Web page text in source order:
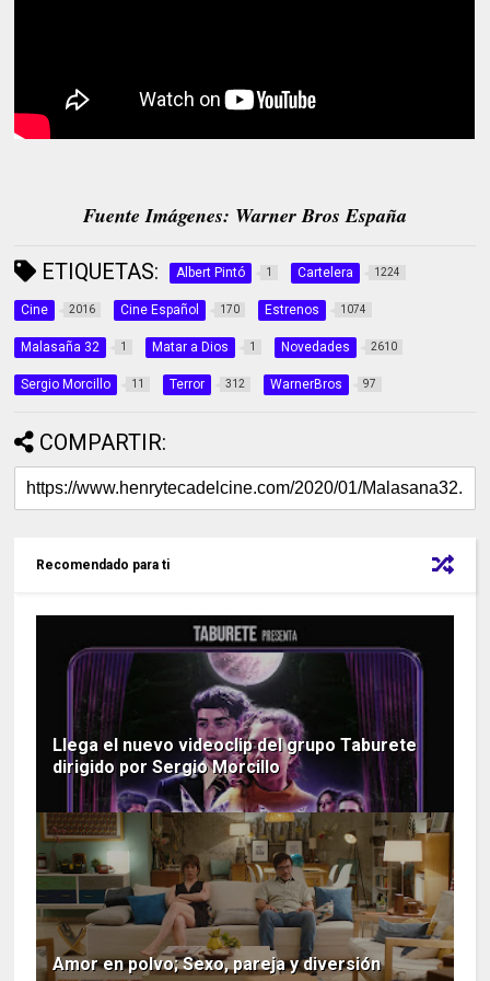
Fuente Imágenes: Warner Bros España
ETIQUETAS: Albert Pintó 1 Cartelera 1224
Cine 2016 Cine Español 170 Estrenos 1074
Malasaña 32 1 Matar a Dios 1 Novedades 2610
Sergio Morcillo 11 Terror 312 WarnerBros 97
COMPARTIR:
Recomendado para ti
Llega el nuevo videoclip del grupo Taburete
dirigido por Sergio Morcillo
Amor en polvo; Sexo, pareja y diversión